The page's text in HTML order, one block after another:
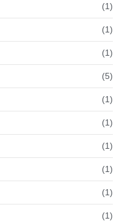
(1)
(1)
(1)
(5)
(1)
(1)
(1)
(1)
(1)
(1)